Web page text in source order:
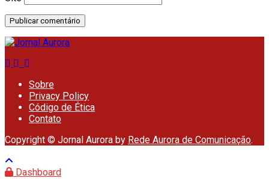
Sobre
Privacy Policy
Código de Ética
Contato
Copyright © Jornal Aurora by Rede Aurora de Comunicação.
Dashboard